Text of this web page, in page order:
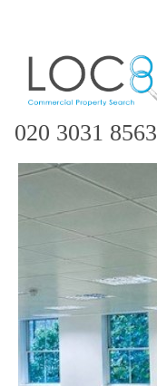
020 3031 8563